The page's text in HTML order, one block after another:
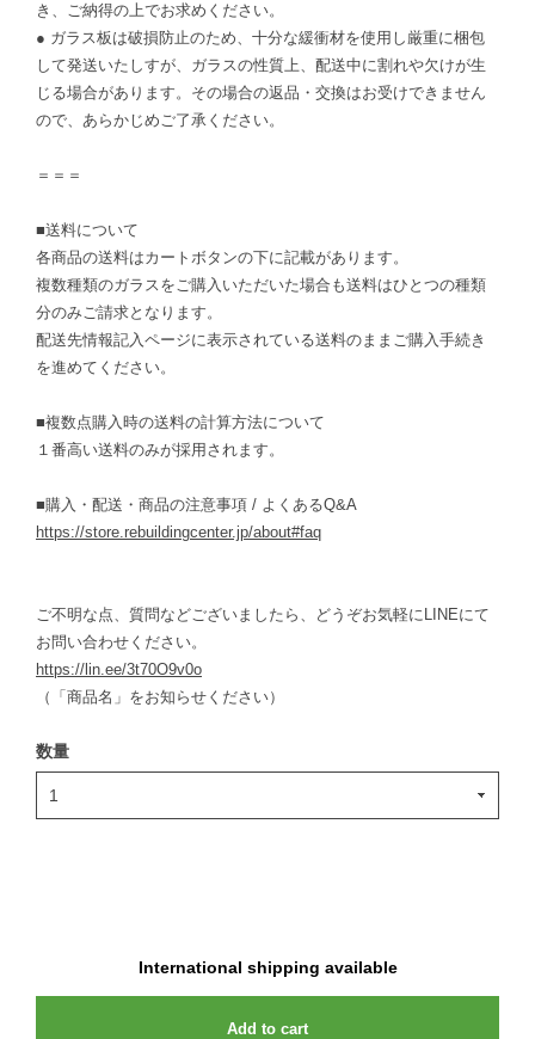
き、ご納得の上でお求めください。
● ガラス板は破損防止のため、十分な緩衝材を使用し厳重に梱包
して発送いたしすが、ガラスの性質上、配送中に割れや欠けが生
じる場合があります。その場合の返品・交換はお受けできません
ので、あらかじめご了承ください。
＝＝＝
■送料について
各商品の送料はカートボタンの下に記載があります。
複数種類のガラスをご購入いただいた場合も送料はひとつの種類
分のみご請求となります。
配送先情報記入ページに表示されている送料のままご購入手続き
を進めてください。
■複数点購入時の送料の計算方法について
１番高い送料のみが採用されます。
■購入・配送・商品の注意事項 / よくあるQ&A
https://store.rebuildingcenter.jp/about#faq
ご不明な点、質問などございましたら、どうぞお気軽にLINEにて
お問い合わせください。
https://lin.ee/3t70O9v0o
（「商品名」をお知らせください）
数量
International shipping available
Add to cart